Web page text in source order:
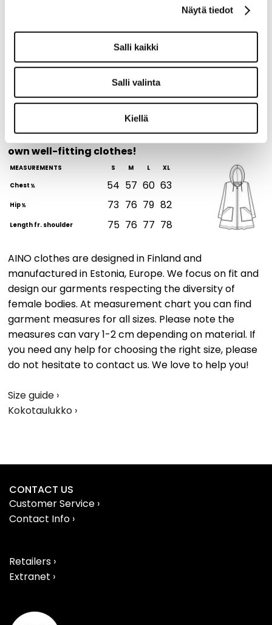
Näytä tiedot
Salli kaikki
Salli valinta
Kiellä
Gentle wash at 30°C. Do not tumble dry. Wash and
iron inside out. Ironing in low temperature, max. 110°C.
Tip for choosing the right size:
Compare the product measurements with your
own well-fitting clothes!
MEASUREMENTS S M L XL
Chest½ 54 57 60 63
Hip½ 73 76 79 82
Length fr. shoulder 75 76 77 78
AINO clothes are designed in Finland and
manufactured in Estonia, Europe. We focus on fit and
design our garments respecting the diversity of
female bodies. At measurement chart you can find
garment measures for all sizes. Please note the
measures can vary 1-2 cm depending on material. If
you need any help for choosing the right size, please
do not hesitate to contact us. We love to help you!
Size guide ›
Kokotaulukko ›
CONTACT US
Customer Service ›
Contact Info ›
Retailers ›
Extranet ›